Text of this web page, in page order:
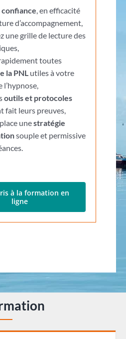
confiance, en efficacité
d’accompagnement,
une grille de lecture des
toutes
la PNLutiles à votre
l’hypnose,
outils et protocoles
fait leurs preuves,
unestratégie
souple et permissive
à la formation en
ligne